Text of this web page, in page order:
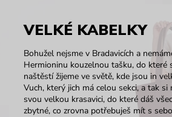
VELKÉ KABELKY
Bohužel nejsme v Bradavicích a
Hermioninu kouzelnou tašku, do které
naštěstí žijeme ve světě, kde jsou in
Vuch, který jich má celou sekci, a tak
svou velkou krasavici, do které dáš
zbytné, co zrovna potřebuješ mít s